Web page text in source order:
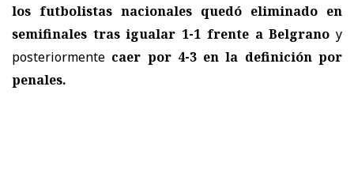
los futbolistas nacionales quedó eliminado en
semifinales tras igualar 1-1 frente aBelgrano y
posteriormente caer por 4-3 en la definición por
penales.